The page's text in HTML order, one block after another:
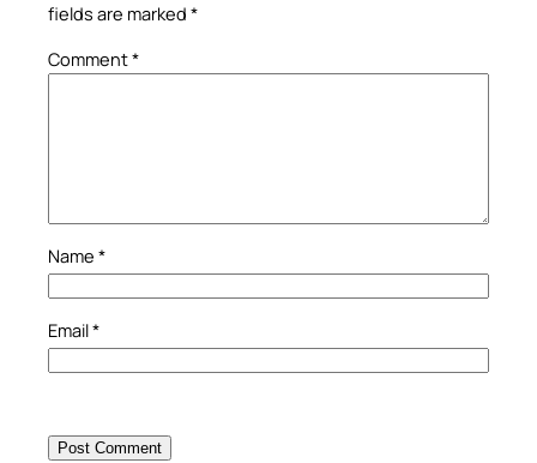
fields are marked *
Comment*
Name *
Email*